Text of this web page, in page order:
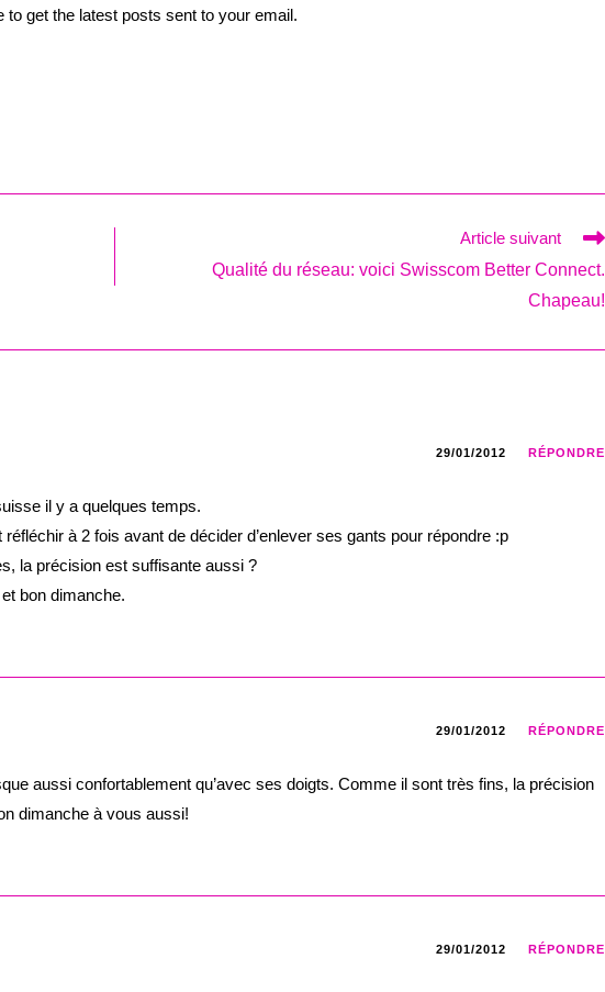
to get the latest posts sent to your email.
Article suivant
Qualité du réseau: voici Swisscom Better Connect.
Chapeau!
29/01/2012 RÉPONDRE
il y a quelques temps.
à 2 fois avant de décider d’enlever ses gants pour répondre :p
la précision est suffisante aussi ?
bon dimanche.
29/01/2012 RÉPONDRE
aussi confortablement qu’avec ses doigts. Comme il sont très fins, la précision
dimanche à vous aussi!
29/01/2012 RÉPONDRE